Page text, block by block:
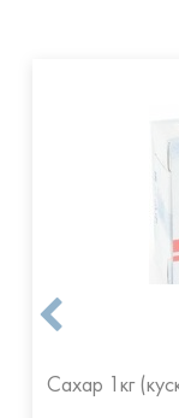
Сахар 1кг